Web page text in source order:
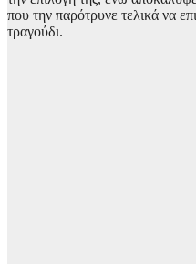
που την παρότρυνε τελικά να
τραγούδι.